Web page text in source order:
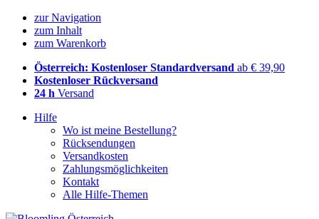
zur Navigation
zum Inhalt
zum Warenkorb
Österreich: Kostenloser Standardversand ab € 39,90
Kostenloser Rückversand
24 h Versand
Hilfe
Wo ist meine Bestellung?
Rücksendungen
Versandkosten
Zahlungsmöglichkeiten
Kontakt
Alle Hilfe-Themen